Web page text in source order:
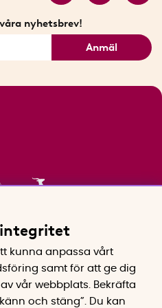
nyhetsbrev!
Anmäl
integritet
kunna anpassa vårt
samt för att ge dig
vår webbplats.
Bekräfta
och stäng”. Du kan